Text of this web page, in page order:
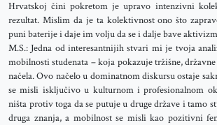
Hrvatskoj čini pokretom je upravo intenzivni
rezultat. Mislim da je ta kolektivnost ono što
puni baterije i daje im volju da se i dalje bave
M.S.: Jedna od interesantnijih stvari mi je tvoja
mobilnosti studenata – koja pokazuje tržišne,
načela. Ovo načelo u dominatnom diskursu ostaje
se misli isključivo u kulturnom i profesionalnom
ništa protiv toga da se putuje u druge države i tamo
druga znanja, a mobilnost se misli kao pozitivni